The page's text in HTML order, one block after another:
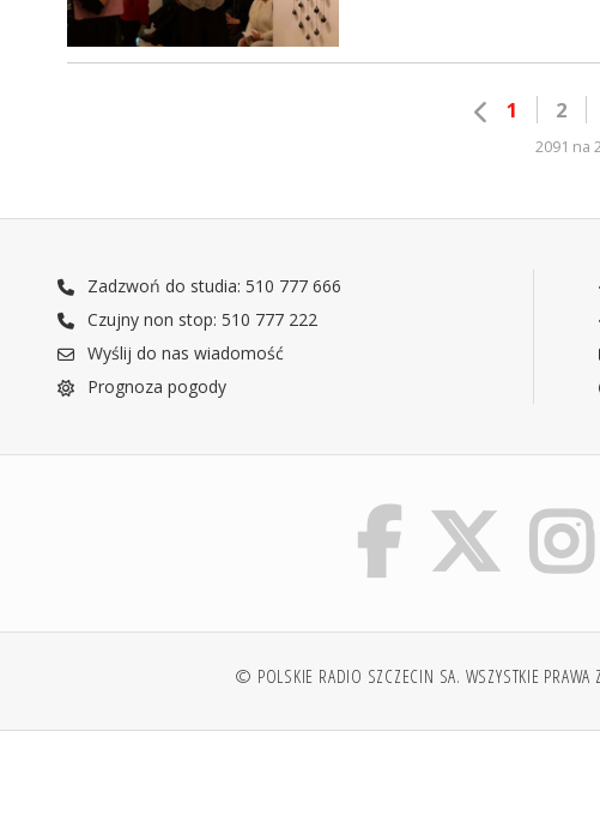
1 2
2091 na
Zadzwoń do studia: 510 777 666
Czujny non stop: 510 777 222
Wyślij do nas wiadomość
Prognoza pogody
© POLSKIE RADIO SZCZECIN SA. WSZYSTKIE PRAWA